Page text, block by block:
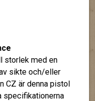
storlek med en
sikte och/eller
CZ är denna pistol
specifikationerna